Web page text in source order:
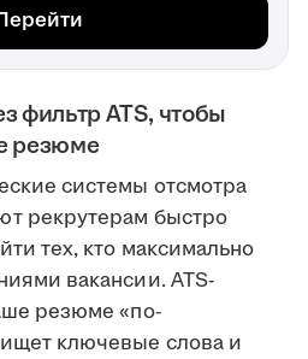
фильтр ATS, чтобы
резюме
системы отсмотра
рекрутерам быстро
тех, кто максимально
вакансии. ATS-
резюме «по-
ключевые слова и